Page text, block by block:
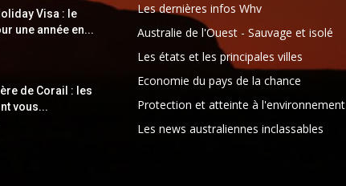
Visa : le
une année en...
de Corail : les
vous...
Les dernières infos Whv
Australie de l'Ouest - Sauvage et isolé
Les états et les principales villes
Economie du pays de la chance
Protection et atteinte à l'environnement
Les news australiennes inclassables